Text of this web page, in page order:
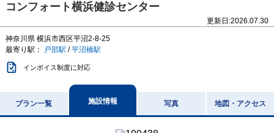
コンフォート横浜健診センター
更新日:2026.07.30
神奈川県 横浜市西区平沼2-8-25
最寄り駅：
戸部駅 /平沼橋駅
インボイス制度に対応
プラン一覧 施設情報 写真 地図・アクセス